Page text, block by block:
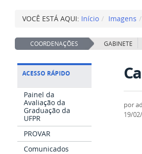
VOCÊ ESTÁ AQUI: Início Imagens
COORDENAÇÕES GABINETE
ACESSO RÁPIDO
Painel da
Avaliação da
Graduação da
UFPR
PROVAR
Comunicados
por
19/